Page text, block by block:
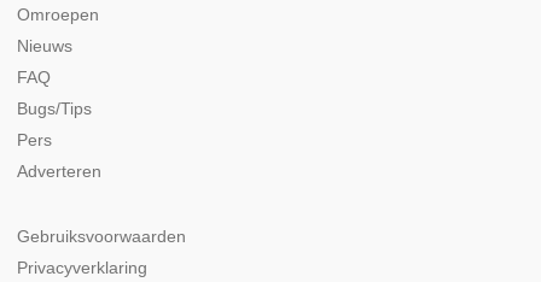
Omroepen
Nieuws
FAQ
Bugs/Tips
Pers
Adverteren
Gebruiksvoorwaarden
Privacyverklaring